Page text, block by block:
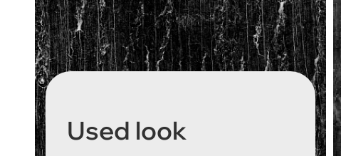
Used look